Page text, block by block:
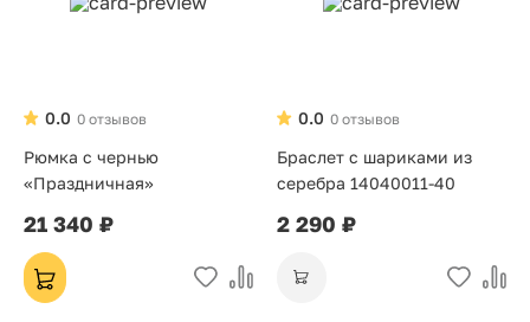
0 отзывов
0.0
Рюмка с чернью
«Праздничная»
21 340 ₽
0 отзывов
0.0
Браслет с шариками из
серебра 14040011-40
2 290 ₽